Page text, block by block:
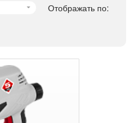
Отображать по: